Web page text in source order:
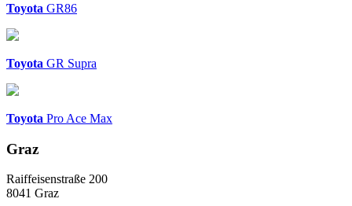
Toyota GR86
Toyota GR Supra
Toyota Pro Ace Max
Graz
Raiffeisenstraße 200
8041 Graz